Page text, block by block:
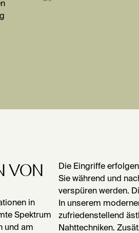
VON
in
Spektrum
und am
Die Eingriffe
Sie während und
verspüren werden.
In unserem
zufriedenstellend
Nahttechniken.